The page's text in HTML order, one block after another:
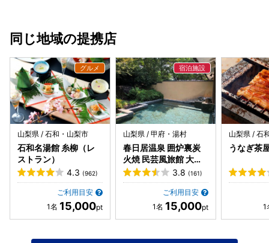
思ったらドライヤーも臭い。フィルターが埃だらけ。風呂も
帰りたい。私は温泉に来て臭くなって帰る。ロビーで夜ワイ
ンの飲み放題をやっているけどオカワリを貰いに行ったらス
タッフから旦那さんに（もっとゆっくり飲んでください）と
言われる。たくさん飲まれたくないなら飲み放題やるなよ。
同じ地域の提携店
山梨県 / 石和・山梨市
石和名湯館 糸柳（レ
ストラン）
4.3 (962)
ご利用目安
15,000
山梨県 / 甲府・湯村
春日居温泉 囲炉裏炭
火焼 民芸風旅館 大棟
苑
3.8 (161)
ご利用目安
15,000
山梨県 / 石
うなぎ茶